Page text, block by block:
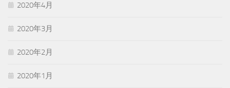
2020年4月
2020年3月
2020年2月
2020年1月